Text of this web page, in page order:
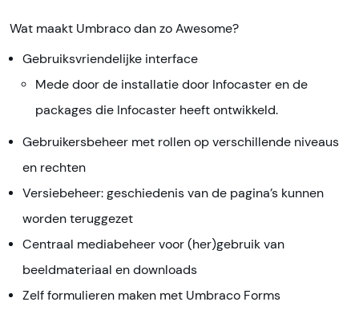
Wat maakt Umbraco dan zo Awesome?
Gebruiksvriendelijke interface
Mede door de installatie door Infocaster en de
packages die Infocaster heeft ontwikkeld.
Gebruikersbeheer met rollen op verschillende niveaus
en rechten
Versiebeheer: geschiedenis van de pagina’s kunnen
worden teruggezet
Centraal mediabeheer voor (her)gebruik van
beeldmateriaal en downloads
Zelf formulieren maken met Umbraco Forms